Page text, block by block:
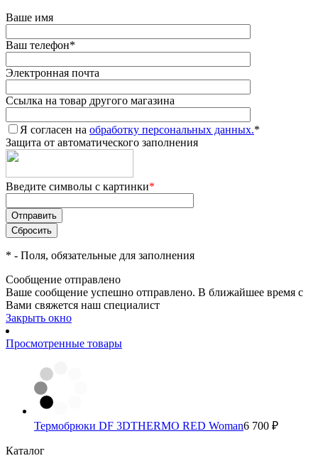
Ваше имя
Ваш телефон*
Электронная почта
Ссылка на товар другого магазина
Я согласен на обработку персональных данных.*
Защита от автоматического заполнения
Введите символы с картинки*
* - Поля, обязательные для заполнения
Сообщение отправлено
Ваше сообщение успешно отправлено. В ближайшее время с
Вами свяжется наш специалист
Закрыть окно
Просмотренные товары
Термобрюки DF 3DTHERMO RED Woman6 700 ₽
Каталог